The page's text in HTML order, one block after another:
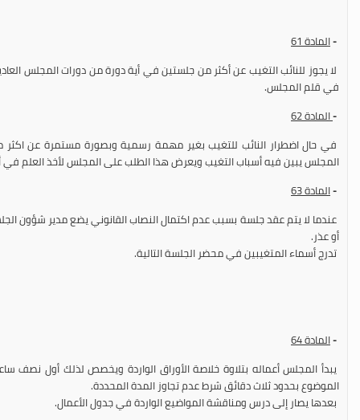
-المادة 61
لا يجوز للنائب التغيب عن أكثر من جلستين في أية دورة من دورات المجلس
في قلم المجلس.
-المادة 62
في حال اضطرار النائب للتغيب بغير مهمة رسمية وبصورة مستمرة عن
المجلس يبين فيه أسباب التغيب ويعرض هذا الطلب على المجلس لأخذ العلم
-المادة 63
عندما لا يتم عقد جلسة بسبب عدم اكتمال النصاب القانوني يضع مدير شؤون
أو عذر.
تدرج أسماء المتغيبين في محضر الجلسة التالية.
-المادة 64
يبدأ المجلس أعماله بتلاوة خلاصة الأوراق الواردة ويخصص لذلك أول نصف
الموضوع بحدود ثلاث دقائق شرط عدم تجاوز المدة المحددة.
بعدها يصار إلى درس ومناقشة المواضيع الواردة في جدول الأعمال.